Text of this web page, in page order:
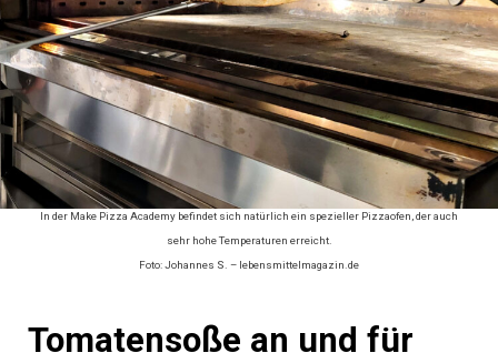
In der Make Pizza Academy befindet sich natürlich ein spezieller Pizzaofen, der auch
sehr hohe Temperaturen erreicht.
Foto: Johannes S. – lebensmittelmagazin.de
Tomatensoße an und für